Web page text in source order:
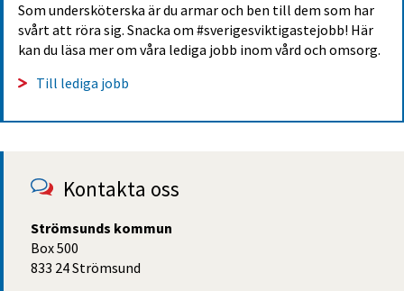
Som undersköterska är du armar och ben till dem som har
svårt att röra sig. Snacka om #sverigesviktigastejobb! Här
kan du läsa mer om våra lediga jobb inom vård och omsorg.
Till lediga jobb
Kontakta oss
Strömsunds kommun
Box 500
833 24 Strömsund